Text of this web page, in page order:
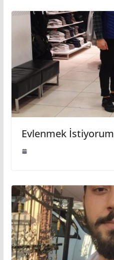
Evlenmek İstiyorum